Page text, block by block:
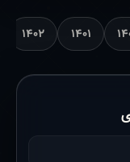
۱۴۰۱ ۱۴۰۲